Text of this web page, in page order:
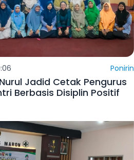
Ponirin
Jadid Cetak Pengurus
Berbasis Disiplin Positif